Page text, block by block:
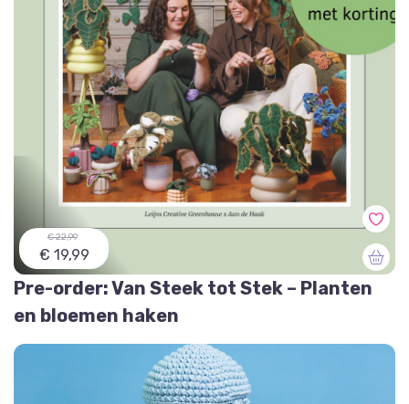
€ 22,99
€ 19,99
Pre-order: Van Steek tot Stek – Planten
en bloemen haken